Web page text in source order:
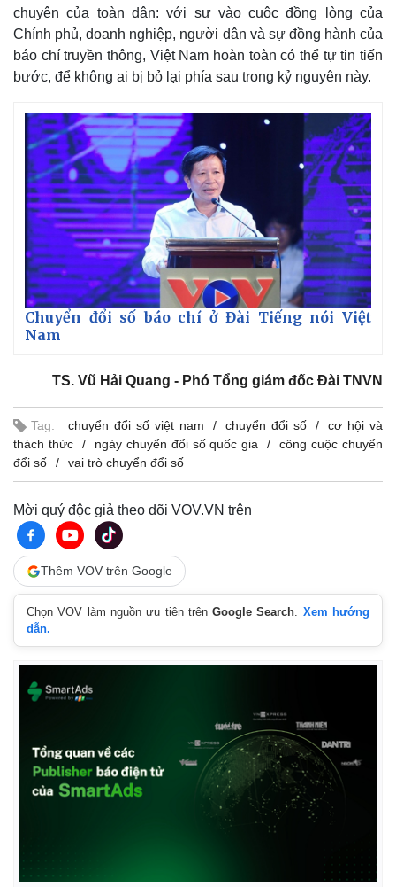
Sức khỏe
Dinh dưỡng - món ngon
Cây thuốc
Sản phụ khoa
Làm đẹp - giảm cân
Nhà đẹp
Blog
chuyện của toàn dân: với sự vào cuộc đồng lòng của
Chính phủ, doanh nghiệp, người dân và sự đồng hành của
báo chí truyền thông, Việt Nam hoàn toàn có thể tự tin tiến
bước, để không ai bị bỏ lại phía sau trong kỷ nguyên này.
Chuyển đổi số báo chí ở Đài Tiếng nói Việt
Nam
TS. Vũ Hải Quang - Phó Tổng giám đốc Đài TNVN
Tag: chuyển đổi số việt nam chuyển đổi số
cơ hội và
thách thức
ngày chuyển đổi số quốc gia
công cuộc chuyển
đổi số
vai trò chuyển đổi số
Mời quý độc giả theo dõi VOV.VN trên
Thêm VOV trên Google
Chọn VOV làm nguồn ưu tiên trênGoogle Search. Xem hướng
dẫn.